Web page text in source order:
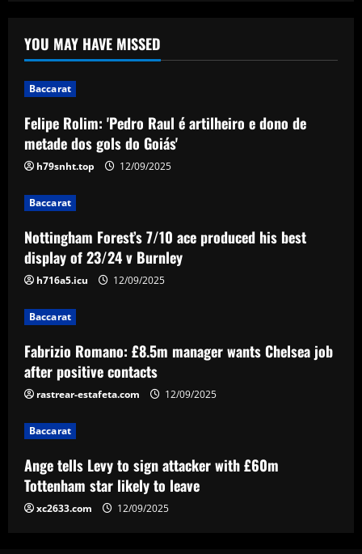
Nottingham Forest’s 7/10 ace produced
Baccarat
Fabrizio Romano: £8.5m manager wants
Chelsea job after positive contacts
Baccarat
Ange tells Levy to sign attacker with
£60m Tottenham star likely to leave
'Full speed ahead!' – Antonio Conte to
stay at Napoli despite reports of
Juventus return as president Aurelio De
YOU MAY HAVE MISSED
Baccarat
Felipe Rolim: 'Pedro Raul é artilheiro e dono de
metade dos gols do Goiás'
h79snht.top 12/09/2025
Baccarat
Nottingham Forest’s 7/10 ace produced his best
display of 23/24 v Burnley
h716a5.icu 12/09/2025
Baccarat
Fabrizio Romano: £8.5m manager wants Chelsea job
after positive contacts
rastrear-estafeta.com 12/09/2025
Baccarat
Ange tells Levy to sign attacker with £60m
Tottenham star likely to leave
xc2633.com 12/09/2025